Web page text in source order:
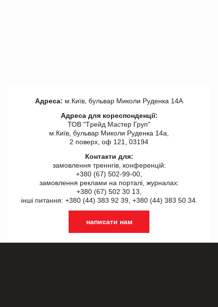
Адреса: м.Київ, бульвар Миколи Руденка 14А
Адреса для кореспонденції:
ТОВ "Tрейд Мастер Груп"
м.Київ, бульвар Миколи Руденка 14а,
2 поверх, оф 121, 03194
Контакти для:
замовлення треннгів, конференцій:
+380 (67) 502-99-00,
замовлення реклами на порталі, журналах:
+380 (67) 502 30 13,
інші питання: +380 (44) 383 92 39, +380 (44) 383 50 34.
написати нам